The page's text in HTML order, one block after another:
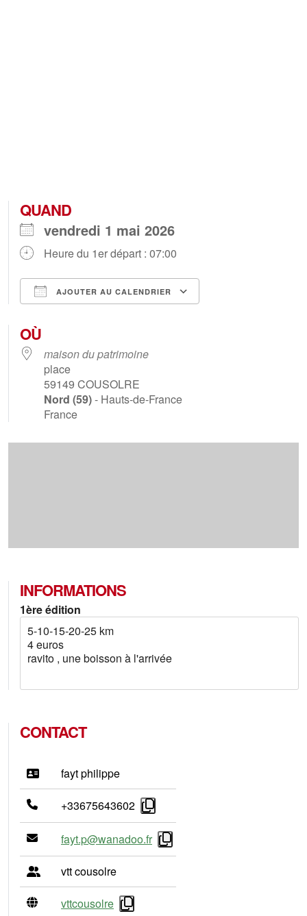
QUAND
vendredi 1 mai 2026
Heure du 1er départ : 07:00
AJOUTER AU CALENDRIER
OÙ
maison du patrimoine
place
59149 COUSOLRE
Nord (59)- Hauts-de-France
France
INFORMATIONS
1ère édition
5-10-15-20-25 km
4 euros
ravito , une boisson à l'arrivée
CONTACT
fayt philippe
+33675643602
fayt.p@wanadoo.fr
vtt cousolre
vttcousolre